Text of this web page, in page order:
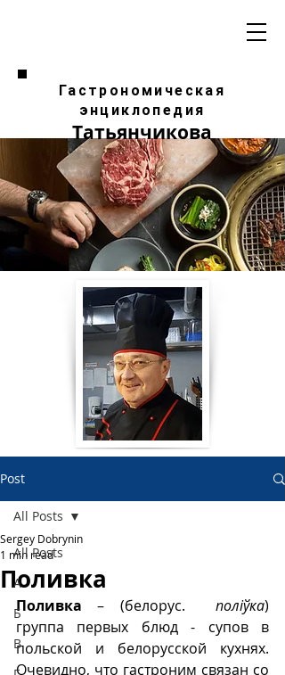
Гастрономическая
энциклопедия
Татьянчикова
Post
All Posts
А
Б
В
All Posts
Поливка
Sergey Dobrynin
1 min read
Поливка – (белорус. поліўка)
группа первых блюд - супов в
польской и белорусской кухнях.
Очевидно, что гастроним связан со